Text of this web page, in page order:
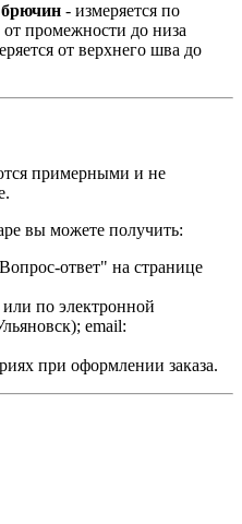
- измеряется по
промежности до низа
от верхнего шва до
примерными и не
вы можете получить:
ответ" на странице
по электронной
email:
при оформлении заказа.